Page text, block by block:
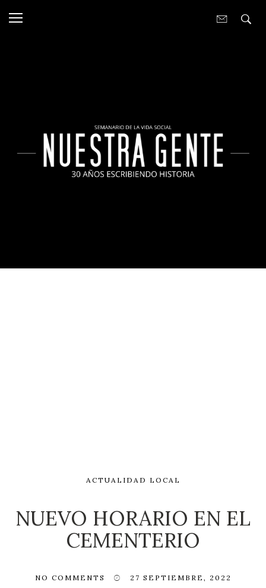
ACTUALIDAD LOCAL
NUEVO HORARIO EN EL
CEMENTERIO
NO COMMENTS 27 SEPTIEMBRE, 2022